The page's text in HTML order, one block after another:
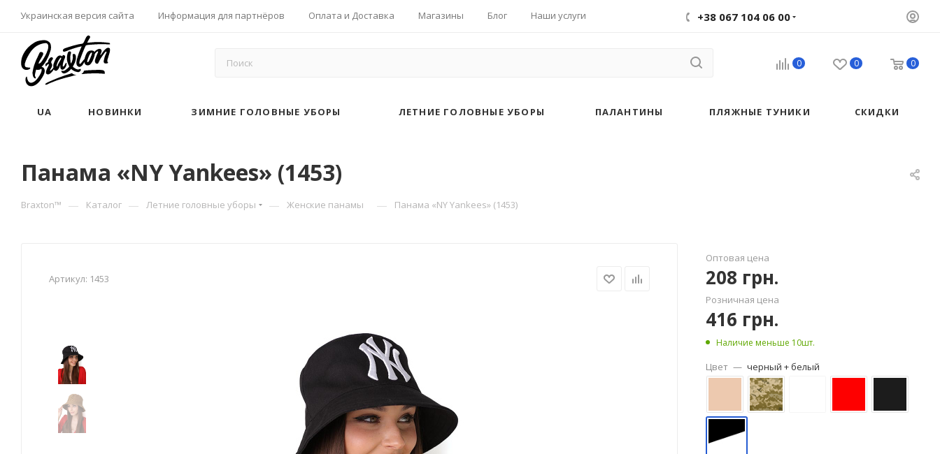
Украинская версия сайта Информация для партнёров Оплата и Доставка Магазины Блог Наши услуги +38 067 104 06 00
0 0 0
UA НОВИНКИ ЗИМНИЕ ГОЛОВНЫЕ УБОРЫ ЛЕТНИЕ ГОЛОВНЫЕ УБОРЫ ПАЛАНТИНЫ ПЛЯЖНЫЕ ТУНИКИ СКИДКИ
Панама «NY Yankees» (1453)
Braxton™ — Каталог — Летние головные уборы — Женские панамы — Панама «NY Yankees» (1453)
Артикул: 1453
Оптовая цена
208 грн.
Розничная цена
416 грн.
Наличие меньше 10шт.
Цвет — черный + белый